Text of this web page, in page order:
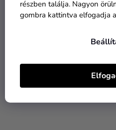
részben találja. Nagyon
gombra kattintva elfogadja
1-es születésnapi szám
fólia lufi - világos
KOSÁRBA